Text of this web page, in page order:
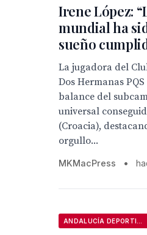
Irene López:
mundial ha
sueño
La jugadora del
Dos Hermanas
balance del
universal
(Croacia),
orgullo...
MKMacPress •